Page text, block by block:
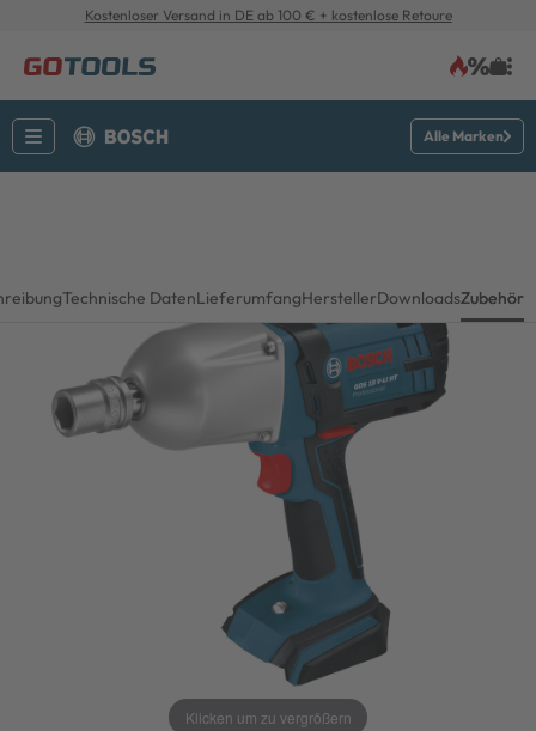
Kostenloser Versand in DE ab 100 € + kostenlose Retoure
Alle Marken
Technische DatenLieferumfangHerstellerDownloadsZubehör
Klicken um zu vergrößern